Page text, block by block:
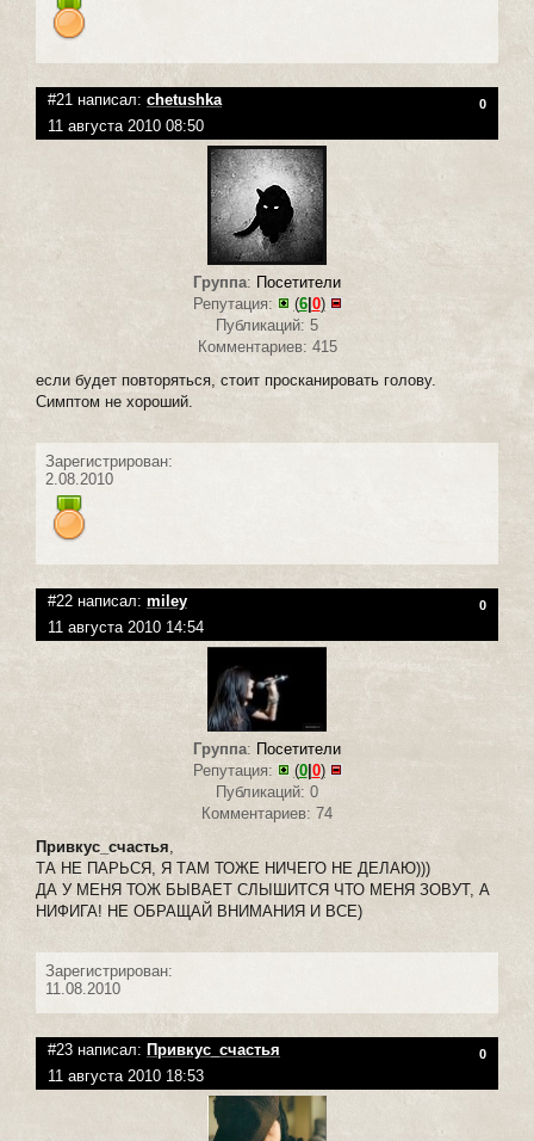
#21 написал: chetushka 0
11 августа 2010 08:50
Группа: Посетители
Репутация:
(6| 0)
Публикаций: 5
Комментариев: 415
если будет повторяться, стоит просканировать голову.
Симптом не хороший.
Зарегистрирован:
2.08.2010
#22 написал: miley 0
11 августа 2010 14:54
Группа: Посетители
Репутация:
(0| 0)
Публикаций: 0
Комментариев: 74
Привкус_счастья,
ТА НЕ ПАРЬСЯ, Я ТАМ ТОЖЕ НИЧЕГО НЕ ДЕЛАЮ)))
ДА У МЕНЯ ТОЖ БЫВАЕТ СЛЫШИТСЯ ЧТО МЕНЯ ЗОВУТ, А
НИФИГА! НЕ ОБРАЩАЙ ВНИМАНИЯ И ВСЕ)
Зарегистрирован:
11.08.2010
#23 написал: Привкус_счастья 0
11 августа 2010 18:53